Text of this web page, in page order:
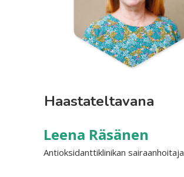
Haastateltavana
Leena Räsänen
Antioksidanttiklinikan sairaanhoitaja